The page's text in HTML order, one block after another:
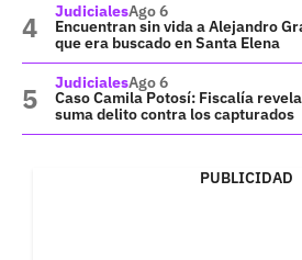
JudicialesAgo 6
Encuentran sin vida a Alejandro
que era buscado en Santa Elena
JudicialesAgo 6
Caso Camila Potosí: Fiscalía
suma delito contra los capturados
PUBLICIDAD